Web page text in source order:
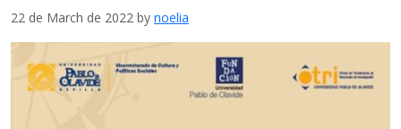
22 de March de 2022 by noelia